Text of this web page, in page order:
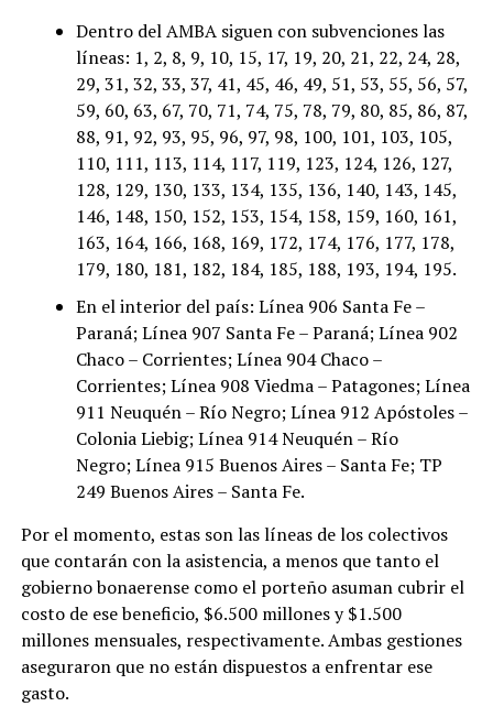
Dentro del AMBA siguen con subvenciones las
líneas: 1, 2, 8, 9, 10, 15, 17, 19, 20, 21, 22, 24, 28,
29, 31, 32, 33, 37, 41, 45, 46, 49, 51, 53, 55, 56, 57,
59, 60, 63, 67, 70, 71, 74, 75, 78, 79, 80, 85, 86, 87,
88, 91, 92, 93, 95, 96, 97, 98, 100, 101, 103, 105,
110, 111, 113, 114, 117, 119, 123, 124, 126, 127,
128, 129, 130, 133, 134, 135, 136, 140, 143, 145,
146, 148, 150, 152, 153, 154, 158, 159, 160, 161,
163, 164, 166, 168, 169, 172, 174, 176, 177, 178,
179, 180, 181, 182, 184, 185, 188, 193, 194, 195.
En el interior del país: Línea 906 Santa Fe –
Paraná; Línea 907 Santa Fe – Paraná; Línea 902
Chaco – Corrientes; Línea 904 Chaco –
Corrientes; Línea 908 Viedma – Patagones; Línea
911 Neuquén – Río Negro; Línea 912 Apóstoles –
Colonia Liebig; Línea 914 Neuquén – Río
Negro; Línea 915 Buenos Aires – Santa Fe; TP
249 Buenos Aires – Santa Fe.
Por el momento, estas son las líneas de los colectivos
que contarán con la asistencia, a menos que tanto el
gobierno bonaerense como el porteño asuman cubrir el
costo de ese beneficio, $6.500 millones y $1.500
millones mensuales, respectivamente. Ambas gestiones
aseguraron que no están dispuestos a enfrentar ese
gasto.